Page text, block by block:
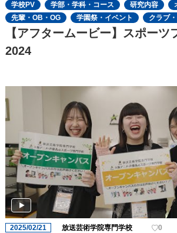
学校PV
学部・学科・コース 研究内容
先輩・OB・OG
学園祭・イベント クラブ
【アフタームービー】スポーツ
2024
2025/02/21 放送芸術学院専門学校
0